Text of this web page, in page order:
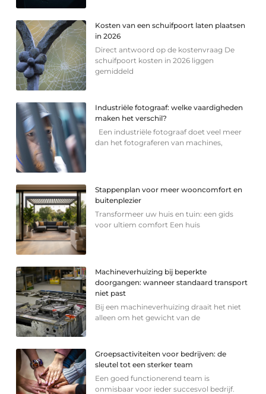
Kosten van een schuifpoort laten plaatsen
in 2026
Direct antwoord op de kostenvraag De
schuifpoort kosten in 2026 liggen
gemiddeld
Industriële fotograaf: welke vaardigheden
maken het verschil?
Een industriële fotograaf doet veel meer
dan het fotograferen van machines,
Stappenplan voor meer wooncomfort en
buitenplezier
Transformeer uw huis en tuin: een gids
voor ultiem comfort Een huis
Machineverhuizing bij beperkte
doorgangen: wanneer standaard transport
niet past
Bij een machineverhuizing draait het niet
alleen om het gewicht van de
Groepsactiviteiten voor bedrijven: de
sleutel tot een sterker team
Een goed functionerend team is
onmisbaar voor ieder succesvol bedrijf.